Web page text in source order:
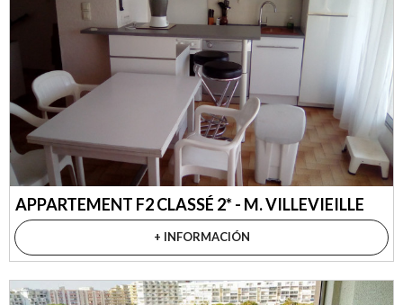
APPARTEMENT F2 CLASSÉ 2* - M. VILLEVIEILLE
+ INFORMACIÓN